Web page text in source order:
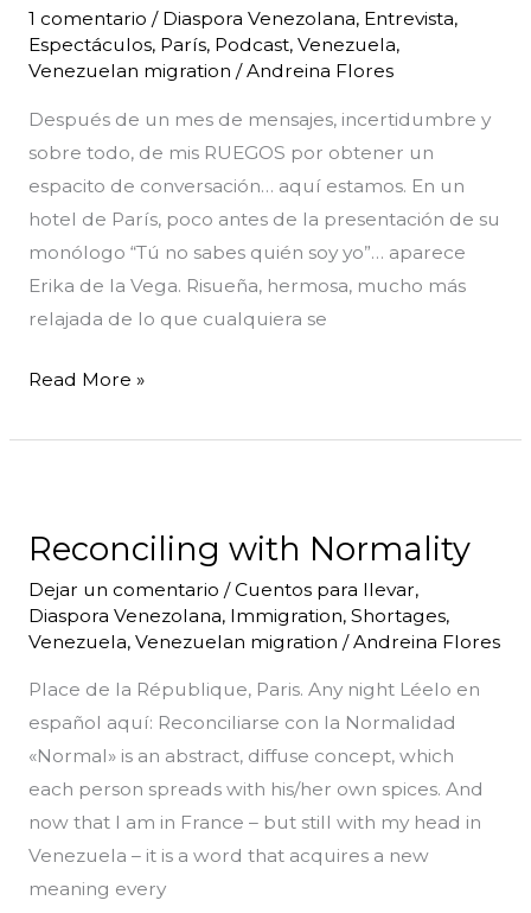
1 comentario / Diaspora Venezolana, Entrevista,
Espectáculos, París, Podcast, Venezuela,
Venezuelan migration /Andreina Flores
Después de un mes de mensajes, incertidumbre y
sobre todo, de mis RUEGOS por obtener un
espacito de conversación… aquí estamos. En un
hotel de París, poco antes de la presentación de su
monólogo “Tú no sabes quién soy yo”… aparece
Erika de la Vega. Risueña, hermosa, mucho más
relajada de lo que cualquiera se
encontrar
los
miedos
en
una
celebridad
Read More »
Reconciling with Normality
Dejar un comentario /Cuentos para llevar,
Diaspora Venezolana, Immigration, Shortages,
Venezuela, Venezuelan migration /Andreina Flores
Place de la République, Paris. Any night Léelo en
español aquí: Reconciliarse con la Normalidad
«Normal» is an abstract, diffuse concept, which
each person spreads with his/her own spices. And
now that I am in France – but still with my head in
Venezuela – it is a word that acquires a new
meaning every
Normality